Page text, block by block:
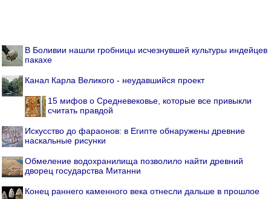
В Боливии нашли гробницы исчезнувшей культуры индейцев
пакахе
Канал Карла Великого - неудавшийся проект
15 мифов о Средневековье, которые все привыкли
считать правдой
Искусство до фараонов: в Египте обнаружены древние
наскальные рисунки
Обмеление водохранилища позволило найти древний
дворец государства Митанни
Конец раннего каменного века отнесли дальше в прошлое